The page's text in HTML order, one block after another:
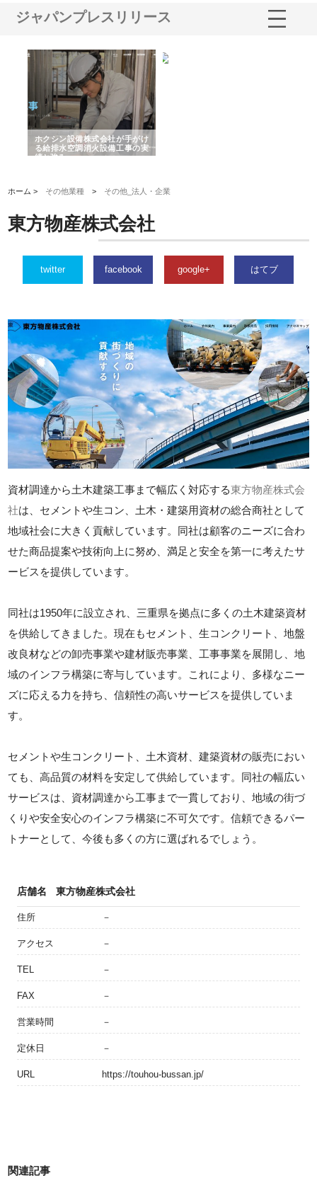
ジャパンプレスリリース
ホクシン設備株式会社が手がけ
る給排水空調消火設備工事の実
績と強み
ホーム > その他業種 > その他_法人・企業
東方物産株式会社
twitter facebook google+ はてブ
資材調達から土木建築工事まで幅広く対応する東方物産株式会
社は、セメントや生コン、土木・建築用資材の総合商社として
地域社会に大きく貢献しています。同社は顧客のニーズに合わ
せた商品提案や技術向上に努め、満足と安全を第一に考えたサ
ービスを提供しています。
同社は1950年に設立され、三重県を拠点に多くの土木建築資材
を供給してきました。現在もセメント、生コンクリート、地盤
改良材などの卸売事業や建材販売事業、工事事業を展開し、地
域のインフラ構築に寄与しています。これにより、多様なニー
ズに応える力を持ち、信頼性の高いサービスを提供していま
す。
セメントや生コンクリート、土木資材、建築資材の販売におい
ても、高品質の材料を安定して供給しています。同社の幅広い
サービスは、資材調達から工事まで一貫しており、地域の街づ
くりや安全安心のインフラ構築に不可欠です。信頼できるパー
トナーとして、今後も多くの方に選ばれるでしょう。
店舗名 東方物産株式会社
住所 －
アクセス －
TEL －
FAX －
営業時間 －
定休日 －
URL https://touhou-bussan.jp/
関連記事